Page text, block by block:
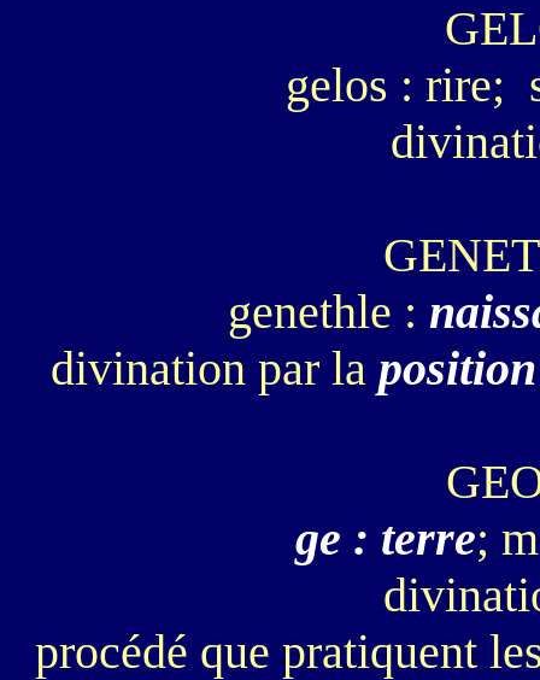
gelos : rire;
genethle :
divination par la
ge : terre;
procédé que pratiquent